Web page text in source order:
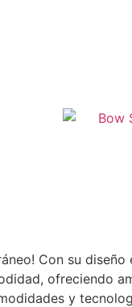
Con su
ofreciendo
y